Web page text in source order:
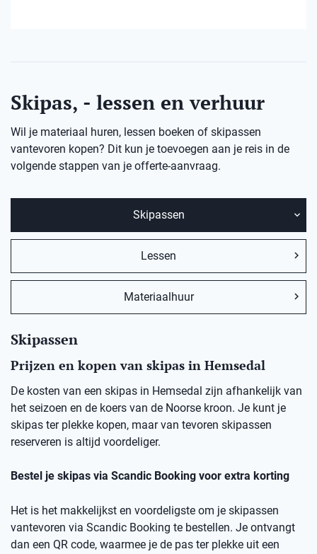
Skipas, - lessen en verhuur
Wil je materiaal huren, lessen boeken of skipassen
vantevoren kopen? Dit kun je toevoegen aan je reis in de
volgende stappen van je offerte-aanvraag.
Skipassen
Lessen
Materiaalhuur
Skipassen
Prijzen en kopen van skipas in Hemsedal
De kosten van een skipas in Hemsedal zijn afhankelijk van
het seizoen en de koers van de Noorse kroon. Je kunt je
skipas ter plekke kopen, maar van tevoren skipassen
reserveren is altijd voordeliger.
Bestel je skipas via Scandic Booking voor extra korting
Het is het makkelijkst en voordeligste om je skipassen
vantevoren via Scandic Booking te bestellen. Je ontvangt
dan een QR code, waarmee je de pas ter plekke uit een